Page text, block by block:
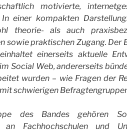
motivierte,
In einer kompakten
theorie- als auch
sowie praktischen Zugang. Der
einerseits aktuelle
Social Web, andererseits
wurden – wie Fragen der
schwierigen
des Bandes gehören
an Fachhochschulen und